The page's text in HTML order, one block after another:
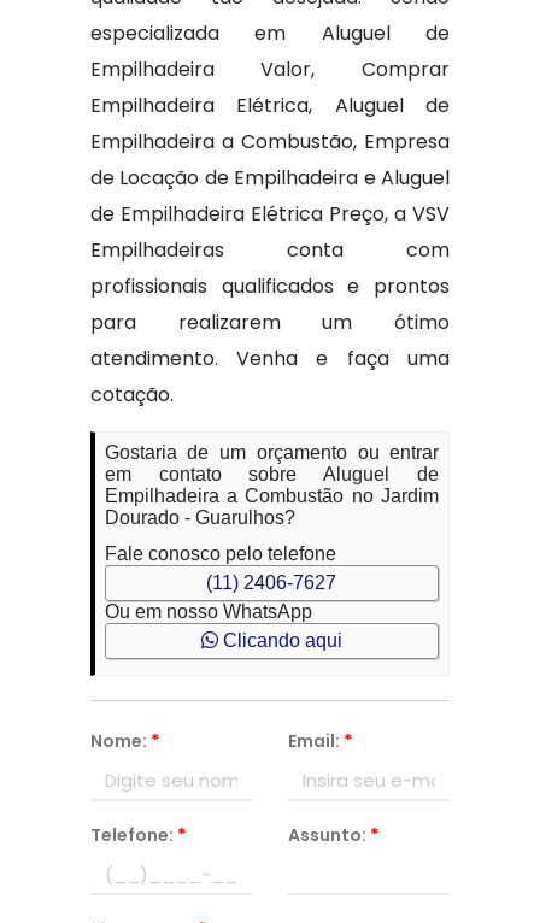
especializada em Aluguel de
Empilhadeira Valor, Comprar
Empilhadeira Elétrica, Aluguel de
Empilhadeira a Combustão, Empresa
de Locação de Empilhadeira e Aluguel
de Empilhadeira Elétrica Preço, a VSV
Empilhadeiras conta com
profissionais qualificados e prontos
para realizarem um ótimo
atendimento. Venha e faça uma
cotação.
Gostaria de um orçamento ou entrar
em contato sobre Aluguel de
Empilhadeira a Combustão no Jardim
Dourado - Guarulhos?
Fale conosco pelo telefone
(11) 2406-7627
Ou em nosso WhatsApp
Clicando aqui
Nome: * Email: *
Telefone: * Assunto: *